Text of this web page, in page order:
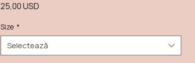
25,00 USD
Size *
Selectează